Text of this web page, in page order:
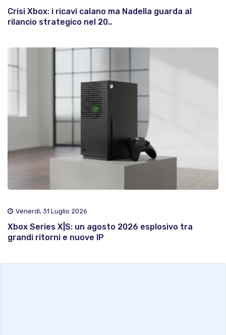
Crisi Xbox: i ricavi calano ma Nadella guarda al
rilancio strategico nel 20..
Venerdì, 31 Luglio 2026
Xbox Series X|S: un agosto 2026 esplosivo tra
grandi ritorni e nuove IP